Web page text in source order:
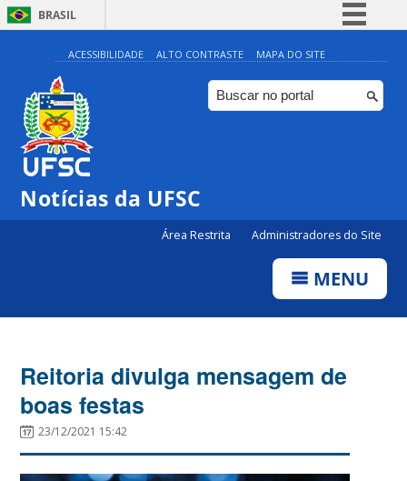
BRASIL
Simplifique!
Comunica BR
Participe
ACESSIBILIDADE ALTO CONTRASTE MAPA DO SITE
Notícias da UFSC
Área Restrita Administradores do Site
MENU
Reitoria divulga mensagem de
boas festas
23/12/2021 15:42